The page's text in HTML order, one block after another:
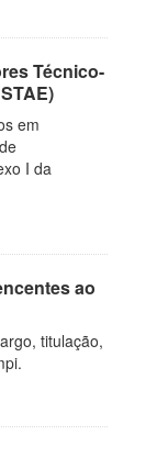
Técnico-
em
I da
ao
titulação,